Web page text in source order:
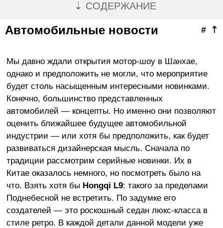
⇣ СОДЕРЖАНИЕ
⇡
#
Автомобильные новости
Мы давно ждали открытия мотор-шоу в Шанхае,
однако и предположить не могли, что мероприятие
будет столь насыщенным интересными новинками.
Конечно, большинство представленных
автомобилей — концепты. Но именно они позволяют
оценить ближайшее будущее автомобильной
индустрии — или хотя бы предположить, как будет
развиваться дизайнерская мысль. Сначала по
традиции рассмотрим серийные новинки. Их в
Китае оказалось немного, но посмотреть было на
что. Взять хотя бы Hongqi L9: такого за пределами
Поднебесной не встретить. По задумке его
создателей — это роскошный седан люкс-класса в
стиле ретро. В каждой детали данной модели уже